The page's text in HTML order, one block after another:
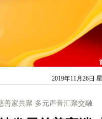
2019年11月26日
善家共聚 多元声音汇聚交融